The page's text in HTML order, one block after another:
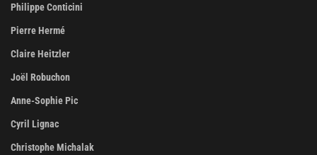
Philippe Conticini
Pierre Hermé
Claire Heitzler
Joël Robuchon
Anne-Sophie Pic
Cyril Lignac
Christophe Michalak